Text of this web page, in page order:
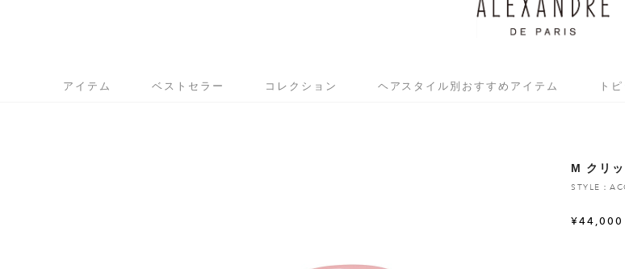
アイテム ベストセラー コレクション ヘアスタイル別おすすめアイテム ト
M クリ
STYLE：
¥44,000